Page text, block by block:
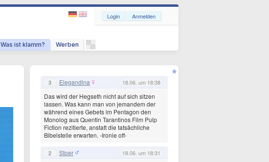
Was ist klamm? Werben
Login Anmelden
3 Elegandina 18.06. um 18:38
Das wird der Hegseth nicht auf sich sitzen
lassen. Was kann man von jemandem der
während eines Gebets im Pentagon den
Monolog aus Quentin Tarantinos Film Pulp
Fiction rezitierte, anstatt die tatsächliche
Bibelstelle erwarten. -Ironie off-
2 Stoer 18.06. um 18:31